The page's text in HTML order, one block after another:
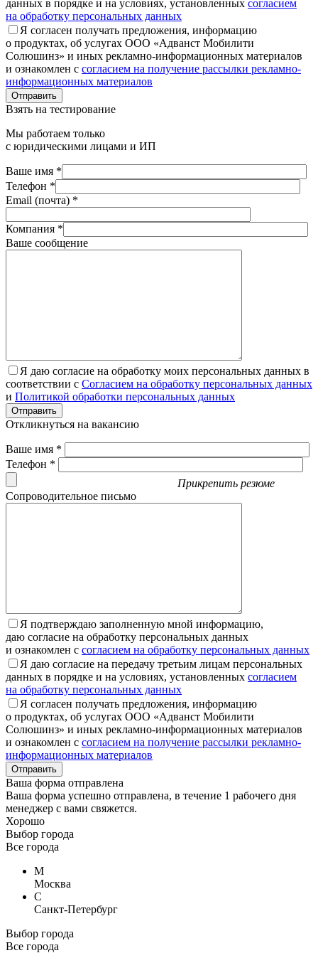
данных в порядке и на условиях, установленных согласием
на обработку персональных данных
Я согласен получать предложения, информацию
о продуктах, об услугах ООО «Адванст Мобилити
Солюшинз» и иных рекламно-информационных материалов
и ознакомлен с согласием на получение рассылки рекламно-
информационных материалов
Отправить
Взять на тестирование
Мы работаем только
с юридическими лицами и ИП
Ваше имя *
Телефон *
Email (почта) *
Компания *
Ваше сообщение
Я даю согласие на обработку моих персональных данных в
соответствии с Согласием на обработку персональных данных
и Политикой обработки персональных данных
Отправить
Откликнуться на вакансию
Ваше имя *
Телефон *
Прикрепить резюме
Сопроводительное письмо
Я подтверждаю заполненную мной информацию,
даю согласие на обработку персональных данных
и ознакомлен с согласием на обработку персональных данных
Я даю согласие на передачу третьим лицам персональных
данных в порядке и на условиях, установленных согласием
на обработку персональных данных
Я согласен получать предложения, информацию
о продуктах, об услугах ООО «Адванст Мобилити
Солюшинз» и иных рекламно-информационных материалов
и ознакомлен с согласием на получение рассылки рекламно-
информационных материалов
Отправить
Ваша форма отправлена
Ваша форма успешно отправлена, в течение 1 рабочего дня
менеджер с вами свяжется.
Хорошо
Выбор города
Все города
М
Москва
С
Санкт-Петербург
Выбор города
Все города